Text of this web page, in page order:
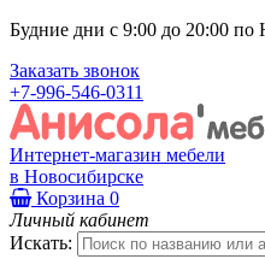
Будние дни с 9:00 до 20:00
Заказать звонок
+7-996-546-0311
Интернет-магазин мебели
в Новосибирске
Корзина 0
Личный кабинет
Искать: